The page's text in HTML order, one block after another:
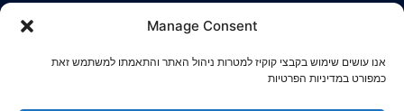
Manage Consent
אנו עושים שימוש בקבצי קוקיז למטרות ניהול האתר והתאמתו למשתמש זאת
כמפורט במדיניות הפרטיות
הצהרת נגישות